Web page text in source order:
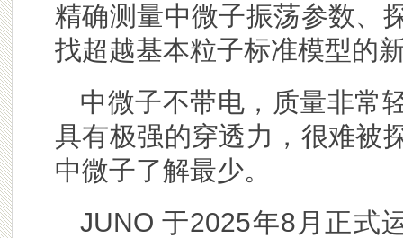
精确测量中微子振荡参数、
找超越基本粒子标准模型的
中微子不带电，质量非常
具有极强的穿透力，很难被
中微子了解最少。
JUNO 于2025年8月正式